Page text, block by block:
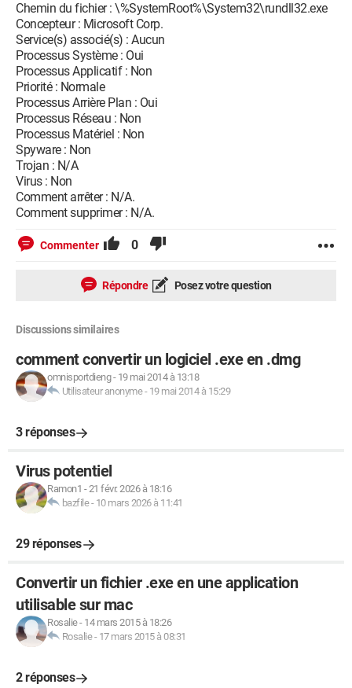
Chemin du fichier : \%SystemRoot%\System32\rundll32.exe
Concepteur : Microsoft Corp.
Service(s) associé(s) : Aucun
Processus Système : Oui
Processus Applicatif : Non
Priorité : Normale
Processus Arrière Plan : Oui
Processus Réseau : Non
Processus Matériel : Non
Spyware : Non
Trojan : N/A
Virus : Non
Comment arrêter : N/A.
Comment supprimer : N/A.
Commenter 0
Répondre Posez votre question
Discussions similaires
comment convertir un logiciel .exe en .dmg
omnisportdieng- 19 mai 2014 à 13:18
Utilisateur anonyme- 19 mai 2014 à 15:29
3 réponses
Virus potentiel
Ramon1 -21 févr. 2026 à 18:16
bazfile- 10 mars 2026 à 11:41
29 réponses
Convertir un fichier .exe en une application
utilisable sur mac
Rosalie- 14 mars 2015 à 18:26
Rosalie- 17 mars 2015 à 08:31
2 réponses